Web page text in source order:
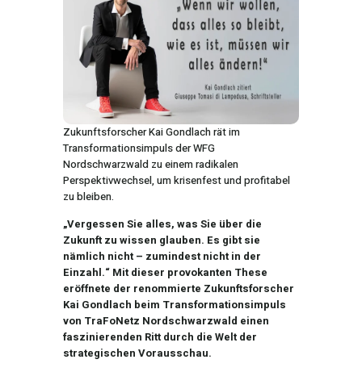
Zukunftsforscher Kai Gondlach rät im
Transformationsimpuls der WFG
Nordschwarzwald zu einem radikalen
Perspektivwechsel, um krisenfest und profitabel
zu bleiben.
„Vergessen Sie alles, was Sie über die
Zukunft zu wissen glauben. Es gibt sie
nämlich nicht – zumindest nicht in der
Einzahl.“ Mit dieser provokanten These
eröffnete der renommierte Zukunftsforscher
Kai Gondlach beim Transformationsimpuls
von TraFoNetz Nordschwarzwald einen
faszinierenden Ritt durch die Welt der
strategischen Vorausschau.